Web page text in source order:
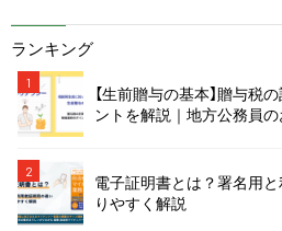
ランキング
1
【生前贈与の基本】贈与税
ントを解説｜地方公務員
2
電子証明書とは？署名用
りやすく解説